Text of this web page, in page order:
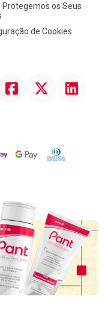
Protegemos os Seus
de Cookies
Facebook Linkedin
Google PayDiners Club